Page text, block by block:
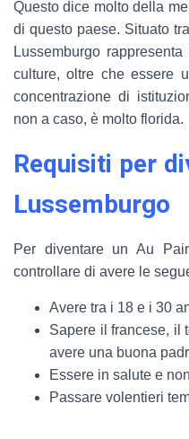
Questo dice molto della
di questo paese. Situato
Lussemburgo
culture, oltre che essere
concentrazione di
non a caso, è molto florida.
Requisiti per
Lussemburgo
Per diventare un Au
controllare di avere le
Avere tra i 18 e i 30
Sapere il francese, il
avere una buona
Essere in salute e
Passare volentieri